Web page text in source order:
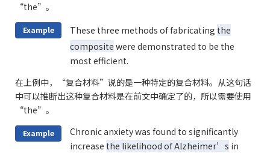
“the”。
Example These three methods of fabricating the
composite were demonstrated to be the
most efficient.
在上例中，“复合材料”说的是一种特定的复合材料。从这句话
中可以推断出这种复合材料是在前文中确定了的，所以需要使用
“the”。
Example
Chronic anxiety was found to significantly
increase the likelihood of Alzheimer’s in